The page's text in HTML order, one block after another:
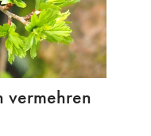
vermehren